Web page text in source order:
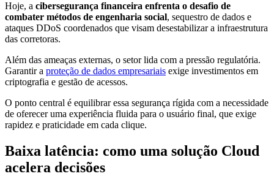
Hoje, a cibersegurança financeira enfrenta o desafio de
combater métodos de engenharia social, sequestro de dados e
ataques DDoS coordenados que visam desestabilizar a infraestrutura
das corretoras.
Além das ameaças externas, o setor lida com a pressão regulatória.
Garantir a proteção de dados empresariais exige investimentos em
criptografia e gestão de acessos.
O ponto central é equilibrar essa segurança rígida com a necessidade
de oferecer uma experiência fluida para o usuário final, que exige
rapidez e praticidade em cada clique.
Baixa latência: como uma solução Cloud
acelera decisões